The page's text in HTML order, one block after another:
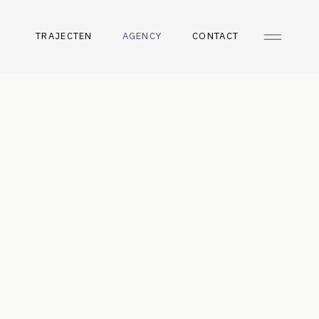
CONTACT
AGENCY
TRAJECTEN